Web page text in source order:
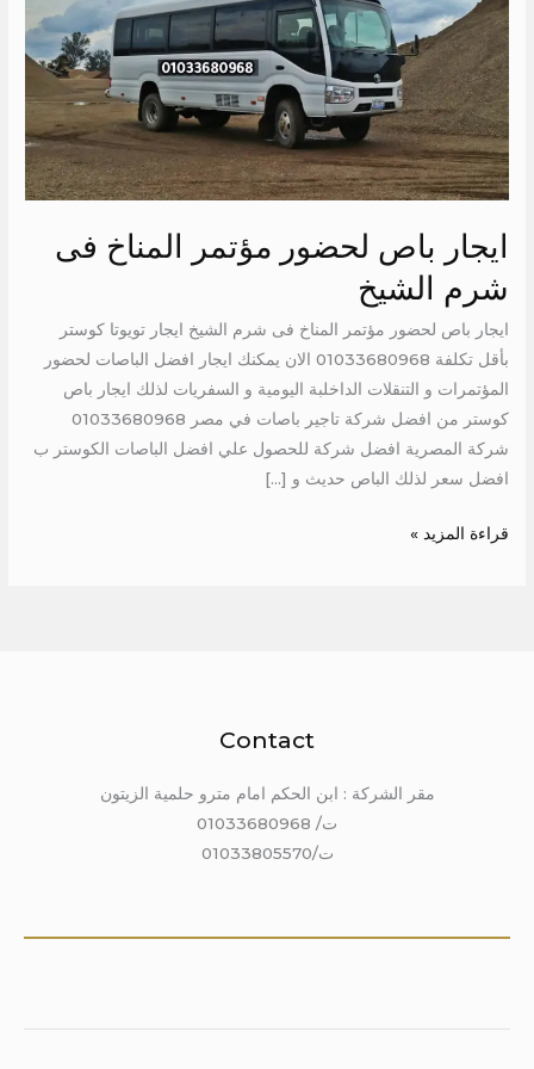
ايجار باص لحضور مؤتمر المناخ فى
شرم الشيخ
ايجار باص لحضور مؤتمر المناخ فى شرم الشيخ ايجار تويوتا كوستر
بأقل تكلفة 01033680968 الان يمكنك ايجار افضل الباصات لحضور
المؤتمرات و التنقلات الداخلبة اليومية و السفريات لذلك ايجار باص
كوستر من افضل شركة تاجير باصات في مصر 01033680968
شركة المصرية افضل شركة للحصول علي افضل الباصات الكوستر ب
افضل سعر لذلك الباص حديث و […]
المناخ
فى
شرم
الشيخ
قراءة المزيد »
Contact
مقر الشركة : ابن الحكم امام مترو حلمية الزيتون
ت/ 01033680968
ت/01033805570